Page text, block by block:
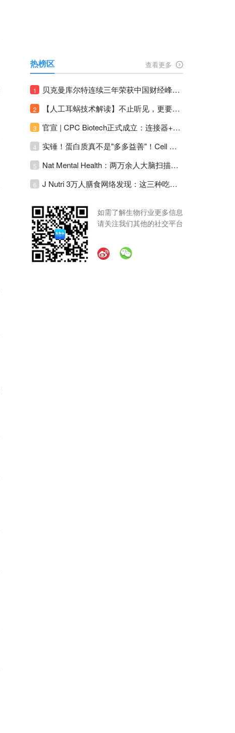
热榜区 查看更多
1 贝克曼库尔特连续三年荣获中国财经峰会三项大奖！
2 【人工耳蜗技术解读】不止听见，更要听见未来 ---- 智能耳蜗，开启人工耳蜗技术新纪元！
3 官宣 | CPC Biotech正式成立：连接器+泵+传感器，整合生物制药流体管理解决方案！
4 实锤！蛋白质真不是"多多益善"！Cell Press Blue：适度限蛋白，反而拉长健康寿命！
5 Nat Mental Health：两万余人大脑扫描刷新抑郁脑科学认知！抑郁不只是情绪病，视觉、运动脑区同步受损！
6 J Nutri 3万人膳食网络发现：这三种吃饭模式直接决定心血管风险与寿命长短！
如需了解生物行业更多信息
请关注我们其他的社交平台